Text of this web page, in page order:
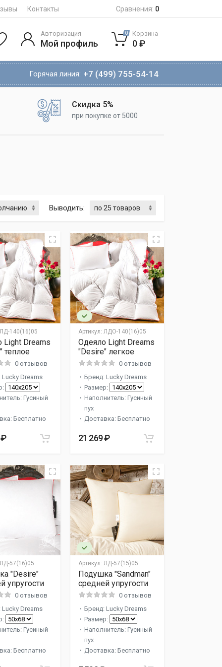
Контакты Сравнения: 0
Горячая линия: +7 (499) 755-54-14
Авторизация
Мой профиль
0 Корзина
0 ₽
Скидка 5%
при покупке от 5000
Выводить:
ЛД-140(16)05
Light Dreams
теплое
0 отзывов
Lucky Dreams
Гусиный
Бесплатно
Артикул: ЛДО-140(16)05
Одеяло Light Dreams
"Desire" легкое
0 отзывов
Бренд: Lucky Dreams
Размер:
Наполнитель: Гусиный
пух
Доставка: Бесплатно
21 269 ₽
ЛД-57(16)05
"Desire"
упругости
0 отзывов
Lucky Dreams
Гусиный
Бесплатно
Артикул: ЛД-57(15)05
Подушка "Sandman"
средней упругости
0 отзывов
Бренд: Lucky Dreams
Размер:
Наполнитель: Гусиный
пух
Доставка: Бесплатно